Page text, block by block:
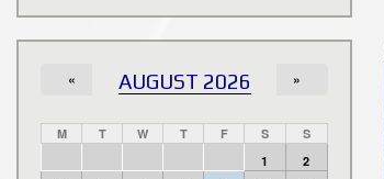
AUGUST 2026
« »
M T W T F S
S
1
2